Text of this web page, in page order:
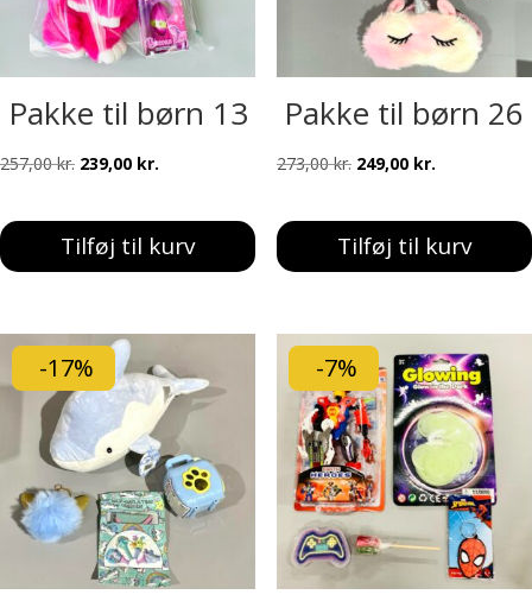
Pakke til børn 13
257,00kr. Den
pris
var:
239,00 kr.
pris
er:
Tilføj til kurv
Pakke til børn 26
273,00kr. Den
pris
var:
249,00 kr.
pris
er:
Tilføj til kurv
-17% -7%